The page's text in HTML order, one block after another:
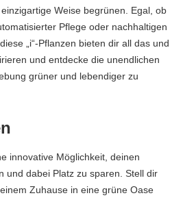
Weise begrünen. Egal, ob
Pflege oder nachhaltigen
„i“-Pflanzen bieten dir all das und
und entdecke die unendlichen
grüner und lebendiger zu
innovative Möglichkeit, deinen
und dabei Platz zu sparen. Stell dir
Zuhause in eine grüne Oase